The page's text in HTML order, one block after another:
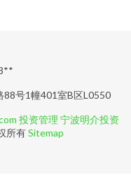
88号1幢401室B区L0550
投资管理 宁波明介投资
所有Sitemap